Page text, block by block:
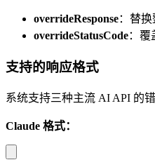
overrideResponse：替
overrideStatusCode：覆
支持的响应格式
系统支持三种主流 AI API 的
Claude 格式：